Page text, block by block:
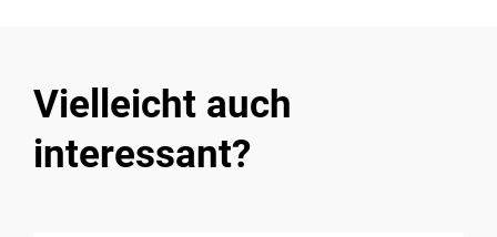
Vielleicht auch
interessant?